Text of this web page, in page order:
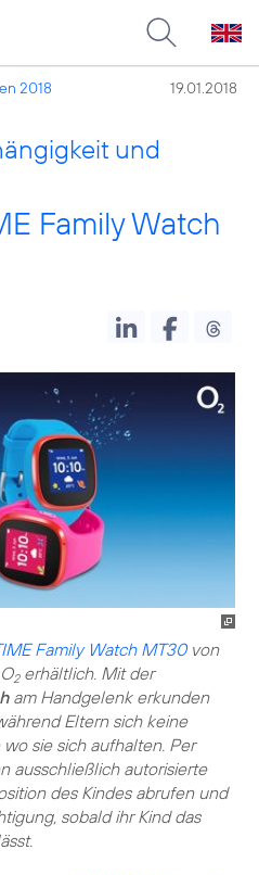
2018 19.01.2018
und
Family Watch
Family Watch MT30von
2erhältlich. Mit der
am Handgelenk erkunden
Eltern sich keine
sie sich aufhalten. Per
ausschließlich autorisierte
des Kindes abrufen und
sobald ihr Kind das